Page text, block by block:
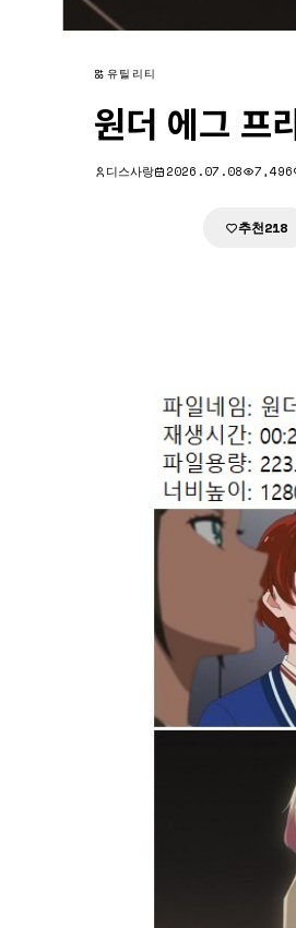
유틸리티
원더 에그
디스사랑 2026.07.08 7,496
추천218